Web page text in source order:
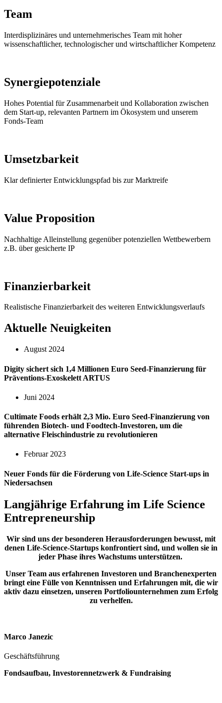
Team
Interdisplizinäres und unternehmerisches Team mit hoher
wissenschaftlicher, technologischer und wirtschaftlicher Kompetenz
Synergiepotenziale
Hohes Potential für Zusammenarbeit und Kollaboration zwischen
dem Start-up, relevanten Partnern im Ökosystem und unserem
Fonds-Team
Umsetzbarkeit
Klar definierter Entwicklungspfad bis zur Marktreife
Value Proposition
Nachhaltige Alleinstellung gegenüber potenziellen Wettbewerbern
z.B. über gesicherte IP
Finanzierbarkeit
Realistische Finanzierbarkeit des weiteren Entwicklungsverlaufs
Aktuelle Neuigkeiten
August 2024
Digity sichert sich 1,4 Millionen Euro Seed-Finanzierung für
Präventions-Exoskelett ARTUS
Juni 2024
Cultimate Foods erhält 2,3 Mio. Euro Seed-Finanzierung von
führenden Biotech- und Foodtech-Investoren, um die
alternative Fleischindustrie zu revolutionieren
Februar 2023
Neuer Fonds für die Förderung von Life-Science Start-ups in
Niedersachsen
Langjährige Erfahrung im Life Science
Entrepreneurship
Wir sind uns der besonderen Herausforderungen bewusst, mit
denen Life-Science-Startups konfrontiert sind, und wollen sie in
jeder Phase ihres Wachstums unterstützen.
Unser Team aus erfahrenen Investoren und Branchenexperten
bringt eine Fülle von Kenntnissen und Erfahrungen mit, die wir
aktiv dazu einsetzen, unseren Portfoliounternehmen zum Erfolg
zu verhelfen.
Marco Janezic
Geschäftsführung
Fondsaufbau, Investorennetzwerk & Fundraising